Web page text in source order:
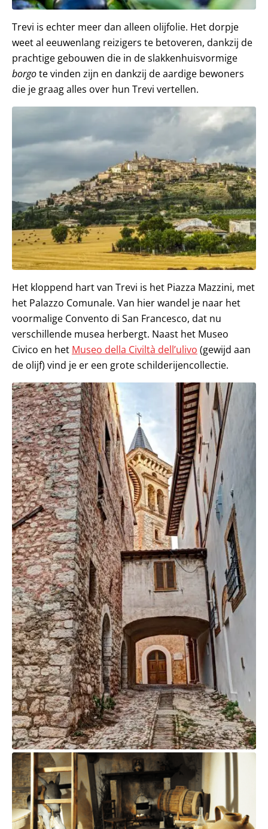
Trevi is echter meer dan alleen olijfolie. Het dorpje
weet al eeuwenlang reizigers te betoveren, dankzij de
prachtige gebouwen die in de slakkenhuisvormige
borgote vinden zijn en dankzij de aardige bewoners
die je graag alles over hun Trevi vertellen.
Het kloppend hart van Trevi is het Piazza Mazzini, met
het Palazzo Comunale. Van hier wandel je naar het
voormalige Convento di San Francesco, dat nu
verschillende musea herbergt. Naast het Museo
Civico en het Museo della Civiltà dell’ulivo (gewijd aan
de olijf) vind je er een grote schilderijencollectie.